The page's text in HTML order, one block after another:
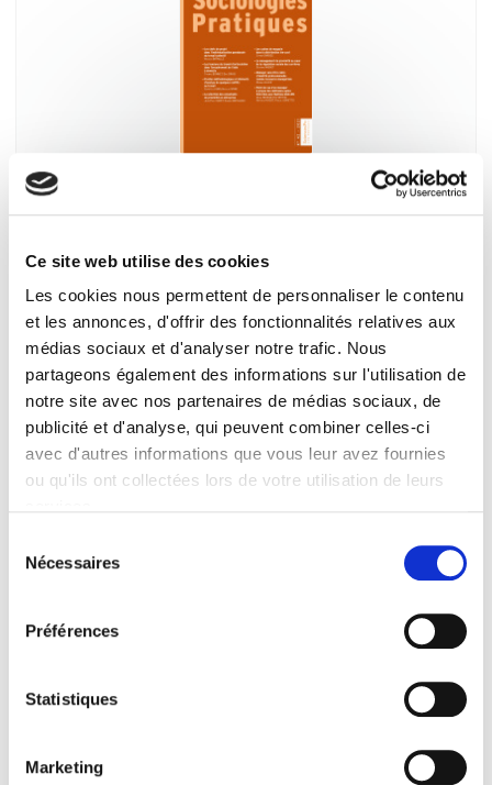
Ce site web utilise des cookies
Les cookies nous permettent de personnaliser le contenu
et les annonces, d'offrir des fonctionnalités relatives aux
médias sociaux et d'analyser notre trafic. Nous
partageons également des informations sur l'utilisation de
notre site avec nos partenaires de médias sociaux, de
publicité et d'analyse, qui peuvent combiner celles-ci
avec d'autres informations que vous leur avez fournies
ou qu'ils ont collectées lors de votre utilisation de leurs
Nécessaires
Préférences
Statistiques
Marketing
Sociologies pratiques 42 - 2021
Manager en proximité : quel travail ?
Varia